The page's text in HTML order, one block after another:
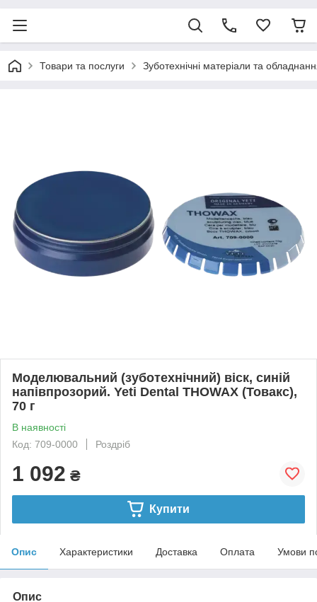
Товари та послуги Зуботехнічні матеріали та
Моделювальний (зуботехнічний) віск, синій
напівпрозорий. Yeti Dental THOWAX (Товакс),
70 г
В наявності
Код: 709-0000
Роздріб
1 092 ₴
Купити
Опис Характеристики Доставка Оплата Умови
Опис